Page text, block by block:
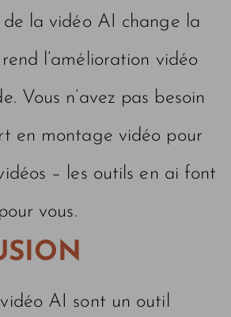
de la vidéo AI change la
l’amélioration vidéo
Vous n’avez pas besoin
en montage vidéo pour
– les outils en ai font
vous.
AI sont un outil